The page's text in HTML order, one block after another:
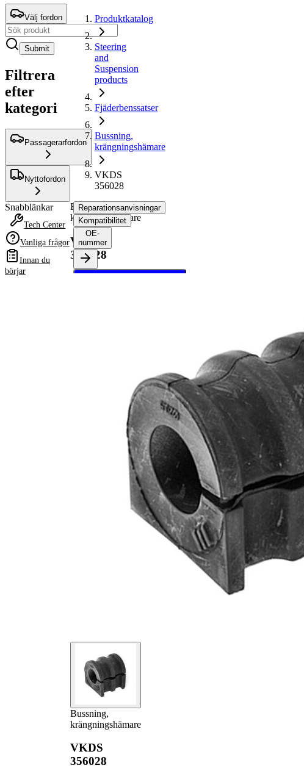
Välj fordon
Submit
Filtrera
efter
kategori
Passagerarfordon
Nyttofordon
Snabblänkar
Tech Center
Vanliga frågor
Innan du
börjar
Produktkatalog
Steering
and
Suspension
products
Fjäderbenssatser
Bussning,
krängningshämare
VKDS
356028
Bussning,
krängningshämare
VKDS
356028
Bussning,
krängningshämare
VKDS
356028
Reparationsanvisningar
Kompatibilitet
OE-
nummer
Välj ditt fordon för att